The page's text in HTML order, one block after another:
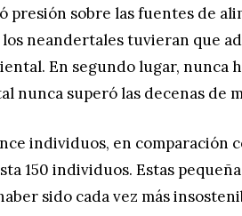
presión sobre las fuentes de
neandertales tuvieran que
En segundo lugar, nunca
nunca superó las decenas de
individuos, en comparación
150 individuos. Estas
sido cada vez más